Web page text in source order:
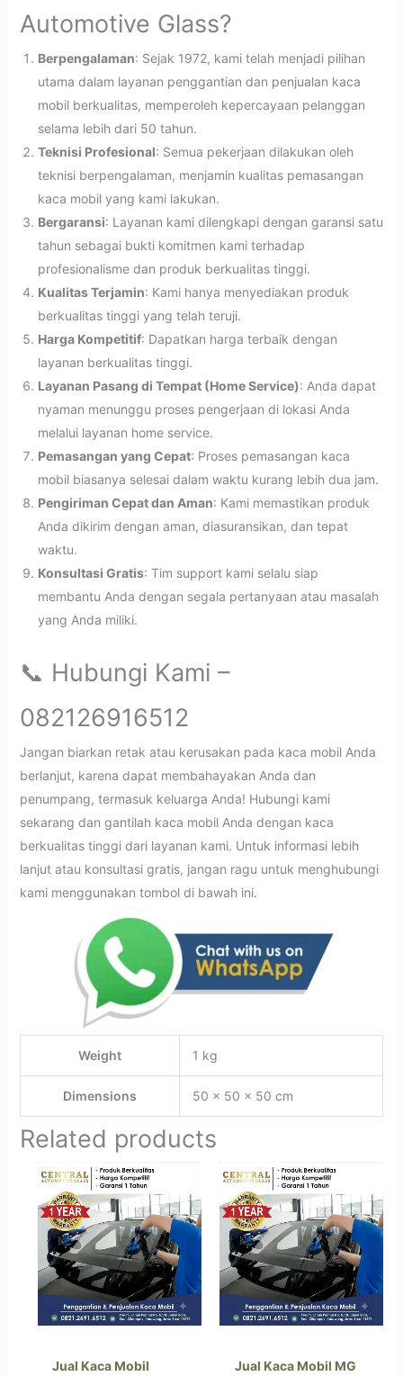
Automotive Glass?
Berpengalaman: Sejak 1972, kami telah menjadi pilihan
utama dalam layanan penggantian dan penjualan kaca
mobil berkualitas, memperoleh kepercayaan pelanggan
selama lebih dari 50 tahun.
Teknisi Profesional: Semua pekerjaan dilakukan oleh
teknisi berpengalaman, menjamin kualitas pemasangan
kaca mobil yang kami lakukan.
Bergaransi: Layanan kami dilengkapi dengan garansi satu
tahun sebagai bukti komitmen kami terhadap
profesionalisme dan produk berkualitas tinggi.
Kualitas Terjamin: Kami hanya menyediakan produk
berkualitas tinggi yang telah teruji.
Harga Kompetitif: Dapatkan harga terbaik dengan
layanan berkualitas tinggi.
Layanan Pasang di Tempat (Home Service): Anda dapat
nyaman menunggu proses pengerjaan di lokasi Anda
melalui layanan home service.
Pemasangan yang Cepat: Proses pemasangan kaca
mobil biasanya selesai dalam waktu kurang lebih dua jam.
Pengiriman Cepat dan Aman: Kami memastikan produk
Anda dikirim dengan aman, diasuransikan, dan tepat
waktu.
Konsultasi Gratis: Tim support kami selalu siap
membantu Anda dengan segala pertanyaan atau masalah
yang Anda miliki.
📞 Hubungi Kami –
082126916512
Jangan biarkan retak atau kerusakan pada kaca mobil Anda
berlanjut, karena dapat membahayakan Anda dan
penumpang, termasuk keluarga Anda! Hubungi kami
sekarang dan gantilah kaca mobil Anda dengan kaca
berkualitas tinggi dari layanan kami. Untuk informasi lebih
lanjut atau konsultasi gratis, jangan ragu untuk menghubungi
kami menggunakan tombol di bawah ini.
Weight 1 kg
Dimensions 50 × 50 × 50 cm
Related products
Jual Kaca Mobil
Jual Kaca Mobil MG